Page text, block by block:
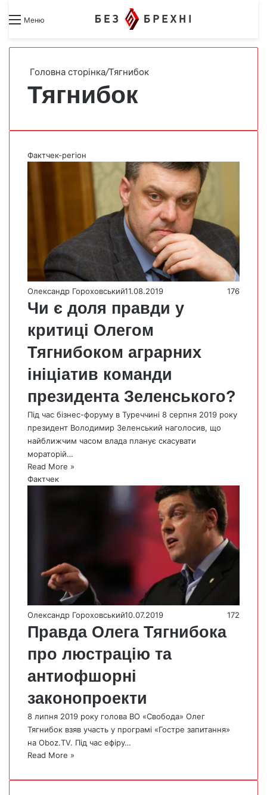
Меню Search forSwitch skin
Головна сторінка/Тягнибок
Тягнибок
Фактчек-регіон
Олександр Гороховський11.08.2019 176
Чи є доля правди у
критиці Олегом
Тягнибоком аграрних
ініціатив команди
президента Зеленського?
Під час бізнес-форуму в Туреччині 8 серпня 2019 року
президент Володимир Зеленський наголосив, що
найближчим часом влада планує скасувати
мораторій…
Read More »
Фактчек
Олександр Гороховський10.07.2019 172
Правда Олега Тягнибока
про люстрацію та
антиофшорні
законопроекти
8 липня 2019 року голова ВО «Свобода» Олег
Тягнибок взяв участь у програмі «Гостре запитання»
на Oboz.TV. Під час ефіру…
Read More »